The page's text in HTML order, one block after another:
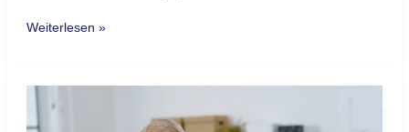
Weiterlesen »